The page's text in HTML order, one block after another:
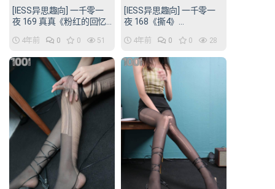
[IESS异思趣向] 一千零一
夜 169 真真《粉红的回忆
4年前 0 0 51
[IESS异思趣向] 一千零一
夜 168《撕4》
4年前 0 0 28